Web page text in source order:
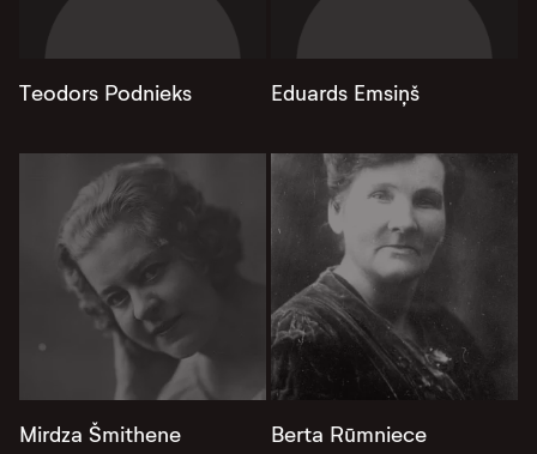
Teodors Podnieks Eduards Emsiņš
Mirdza Šmithene Berta Rūmniece